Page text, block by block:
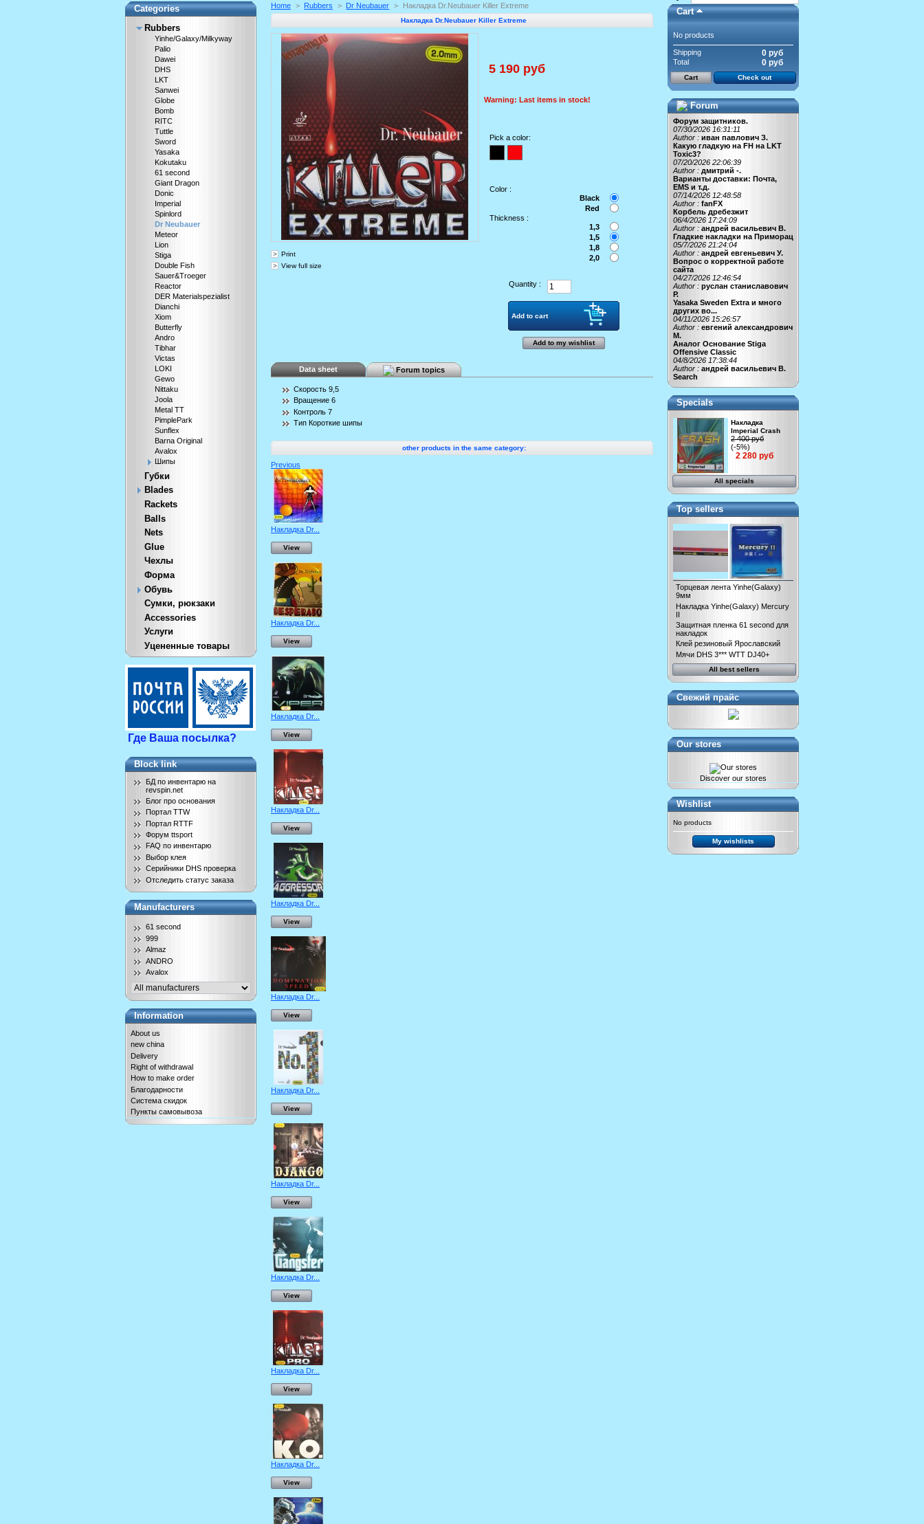
Categories
Rubbers
Yinhe/Galaxy/Milkyway
Palio
Dawei
DHS
LKT
Sanwei
Globe
Bomb
RITC
Tuttle
Sword
Yasaka
Kokutaku
61 second
Giant Dragon
Donic
Imperial
Spinlord
Dr Neubauer
Meteor
Lion
Stiga
Double Fish
Sauer&Troeger
Reactor
DER Materialspezialist
Dianchi
Xiom
Butterfly
Andro
Tibhar
Victas
LOKI
Gewo
Nittaku
Joola
Metal TT
PimplePark
Sunflex
Barna Original
Avalox
Шипы
Губки
Blades
Rackets
Balls
Nets
Glue
Чехлы
Форма
Обувь
Сумки, рюкзаки
Accessories
Услуги
Уцененные товары
Где Ваша посылка?
Block link
БД по инвентарю на
revspin.net
Блог про основания
Портал TTW
Портал RTTF
Форум ttsport
FAQ по инвентарю
Выбор клея
Серийники DHS проверка
Отследить статус заказа
Manufacturers
61 second
999
Almaz
ANDRO
Avalox
Information
About us
new china
Delivery
Right of withdrawal
How to make order
Благодарности
Система скидок
Пункты самовывоза
Home > Rubbers > Dr Neubauer > Накладка Dr.Neubauer Killer Extreme
Накладка Dr.Neubauer Killer Extreme
Print
View full size
5 190 руб
Warning: Last items in stock!
Pick a color:
Color :
Black
Red
Thickness :
1,3
1,5
1,8
2,0
Quantity :
Add to my wishlist
Data sheet Forum topics
Скорость 9,5
Вращение 6
Контроль 7
Тип Короткие шипы
other products in the same category:
Previous
Накладка Dr...
View
Накладка Dr...
View
Накладка Dr...
View
Накладка Dr...
View
Накладка Dr...
View
Накладка Dr...
View
Накладка Dr...
View
Накладка Dr...
View
Накладка Dr...
View
Накладка Dr...
View
Накладка Dr...
View
Cart
No products
Shipping 0 руб
Total 0 руб
Cart Check out
Forum
Форум защитников.
07/30/2026 16:31:11
Author : иван павлович З.
Какую гладкую на FH на LKT
Toxic3?
07/20/2026 22:06:39
Author : дмитрий -.
Варианты доставки: Почта,
EMS и т.д.
07/14/2026 12:48:58
Author : fanFX
Корбель дребезжит
06/4/2026 17:24:09
Author : андрей васильевич В.
Гладкие накладки на Приморац
05/7/2026 21:24:04
Author : андрей евгеньевич У.
Вопрос о корректной работе
сайта
04/27/2026 12:46:54
Author : руслан станиславович
Р.
Yasaka Sweden Extra и много
других во...
04/11/2026 15:26:57
Author : евгений александрович
М.
Аналог Основание Stiga
Offensive Classic
04/8/2026 17:38:44
Author : андрей васильевич В.
Search
Specials
Накладка
Imperial Crash
2 400 руб
(-5%)
2 280 руб
All specials
Top sellers
Торцевая лента Yinhe(Galaxy)
9мм
Накладка Yinhe(Galaxy) Mercury
II
Защитная пленка 61 second для
накладок
Клей резиновый Ярославский
Мячи DHS 3*** WTT DJ40+
All best sellers
Свежий прайс
Our stores
Discover our stores
Wishlist
No products
My wishlists